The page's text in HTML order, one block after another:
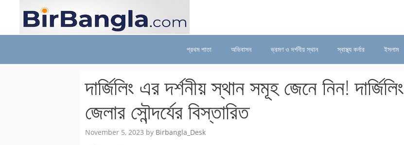
content
প্রথম পাতা অভিবাসন ভ্রমণ ও দর্শনীয় স্থান স্বাস্থ্য কর্নার ইসলাম
দার্জিলিং এর দর্শনীয় স্থান সমূহ জেনে নিন! দার্জিলিং
জেলার সৌন্দর্যের বিস্তারিত
November 5, 2023 by Birbangla_Desk